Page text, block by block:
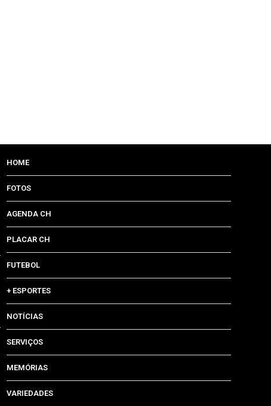
HOME
FOTOS
AGENDA CH
PLACAR CH
FUTEBOL
+ ESPORTES
NOTÍCIAS
SERVIÇOS
MEMÓRIAS
VARIEDADES